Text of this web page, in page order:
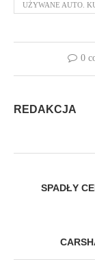
UŻYWANE AUTO.
0
REDAKCJA
SPADŁY